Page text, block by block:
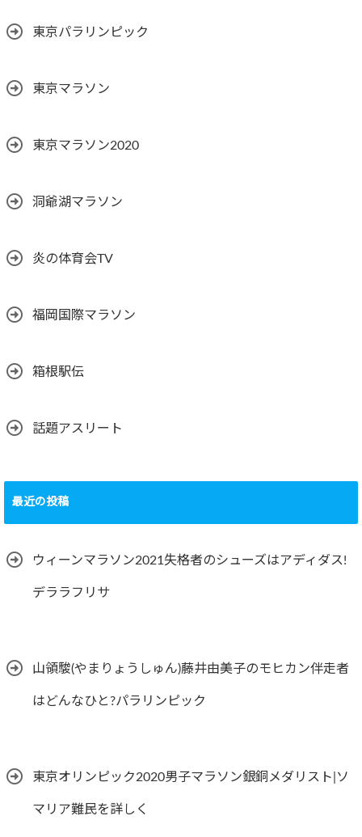
東京パラリンピック
東京マラソン
東京マラソン2020
洞爺湖マラソン
炎の体育会TV
福岡国際マラソン
箱根駅伝
話題アスリート
最近の投稿
ウィーンマラソン2021失格者のシューズはアディダス!
デララフリサ
山領駿(やまりょうしゅん)藤井由美子のモヒカン伴走者
はどんなひと?パラリンピック
東京オリンピック2020男子マラソン銀銅メダリスト|ソ
マリア難民を詳しく